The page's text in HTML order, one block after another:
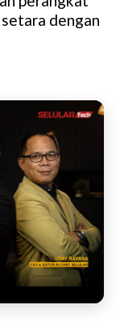
dengan